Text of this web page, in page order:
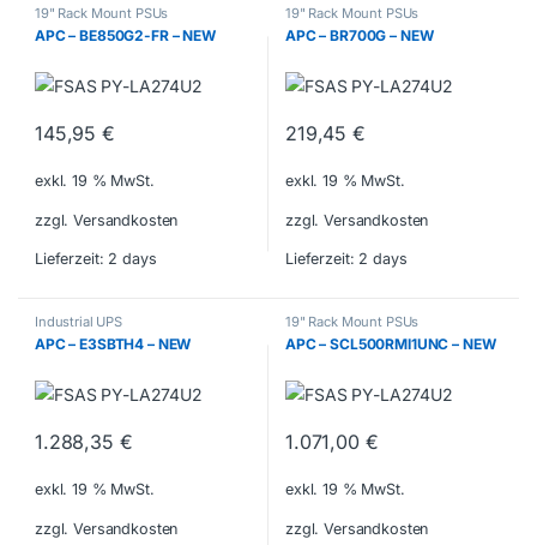
19" Rack Mount PSUs
APC – BE850G2-FR – NEW
145,95€
exkl. 19 % MwSt.
zzgl. Versandkosten
Lieferzeit: 2 days
19" Rack Mount PSUs
APC – BR700G – NEW
219,45€
exkl. 19 % MwSt.
zzgl. Versandkosten
Lieferzeit: 2 days
Industrial UPS
APC – E3SBTH4 – NEW
1.288,35 €
exkl. 19 % MwSt.
zzgl. Versandkosten
19" Rack Mount PSUs
APC – SCL500RMI1UNC – NEW
1.071,00 €
exkl. 19 % MwSt.
zzgl. Versandkosten